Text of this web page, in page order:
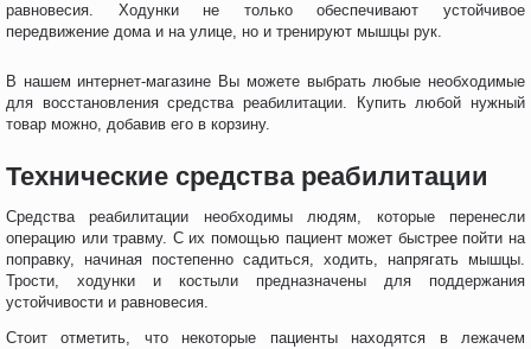
равновесия. Ходунки не только обеспечивают устойчивое
передвижение дома и на улице, но и тренируют мышцы рук.
В нашем интернет-магазине Вы можете выбрать любые необходимые
для восстановления средства реабилитации. Купить любой нужный
товар можно, добавив его в корзину.
Технические средства реабилитации
Средства реабилитации необходимы людям, которые перенесли
операцию или травму. С их помощью пациент может быстрее пойти на
поправку, начиная постепенно садиться, ходить, напрягать мышцы.
Трости, ходунки и костыли предназначены для поддержания
устойчивости и равновесия.
Стоит отметить, что некоторые пациенты находятся в лежачем